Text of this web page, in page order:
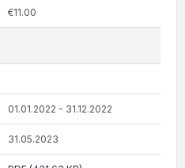
€11.00
01.01.2022 - 31.12.2022
31.05.2023